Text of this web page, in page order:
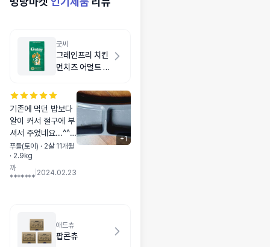
굿씨
그레인프리 치킨
먼치즈 어덜트 스
기존에 먹던 밥보다
알이 커서 절구에 부
셔서 주었네요...^^;;
저희 아가가 유치빠
지는 중이라 씹지를
못해요..ㅠㅠ 그래서
했는지 다 골라냈네
요..ㅠㅜ 그래도 맛
났는지 부셔서 주니
푸들(토이) · 2살 11개월
· 2.9kg
까
*******
2024.02.23
+1
애드츄
팝콘츄